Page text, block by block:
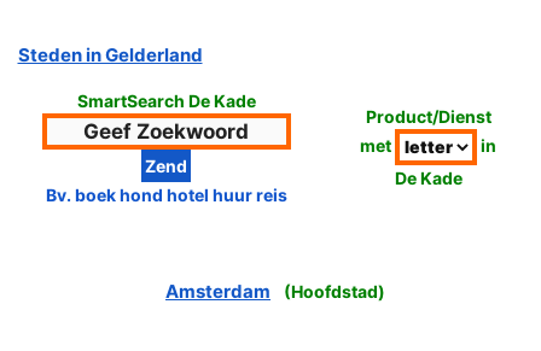
Steden in Gelderland
SmartSearch De Kade
Bv. boek hond hotel huur reis
Product/Dienst
met
in
De Kade
Amsterdam (Hoofdstad)